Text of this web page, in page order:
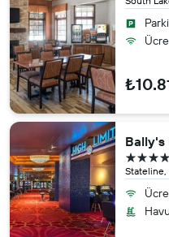
Bally's
Stateline,
4 yıldız